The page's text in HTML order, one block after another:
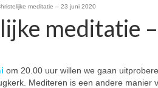
meditatie – 23 juni 2020
meditatie
i om 20.00 uur willen we gaan
Mediteren is een andere